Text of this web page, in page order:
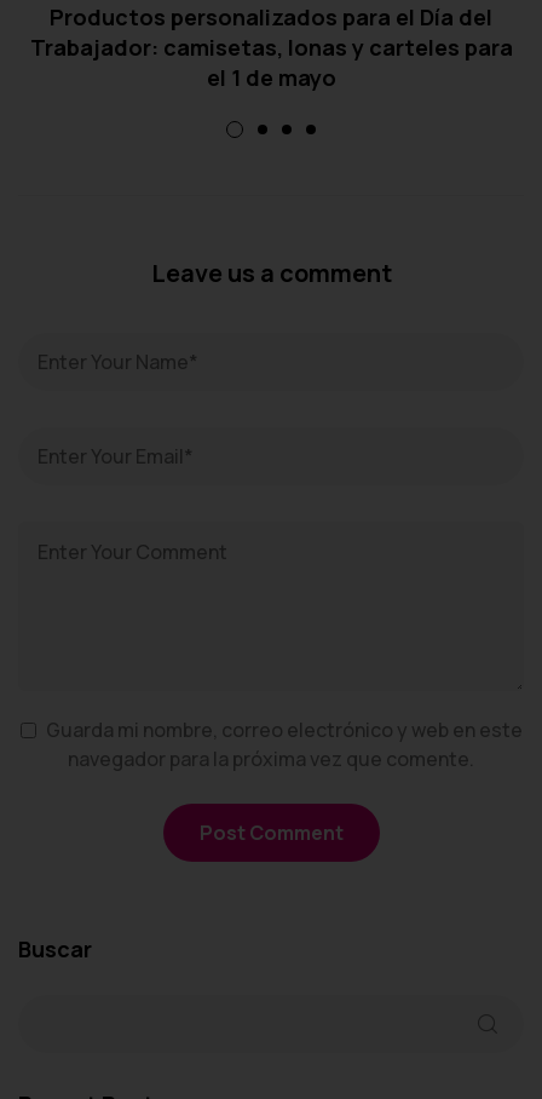
Productos personalizados para el Día del
Trabajador: camisetas, lonas y carteles para
el 1 de mayo
Leave us a comment
Guarda mi nombre, correo electrónico y web en este
navegador para la próxima vez que comente.
Buscar